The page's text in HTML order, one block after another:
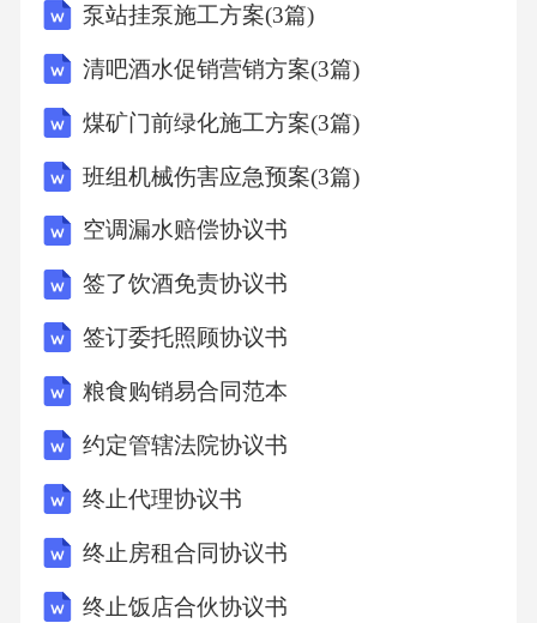
泵站挂泵施工方案(3篇)
清吧酒水促销营销方案(3篇)
煤矿门前绿化施工方案(3篇)
班组机械伤害应急预案(3篇)
空调漏水赔偿协议书
签了饮酒免责协议书
签订委托照顾协议书
粮食购销易合同范本
约定管辖法院协议书
终止代理协议书
终止房租合同协议书
终止饭店合伙协议书